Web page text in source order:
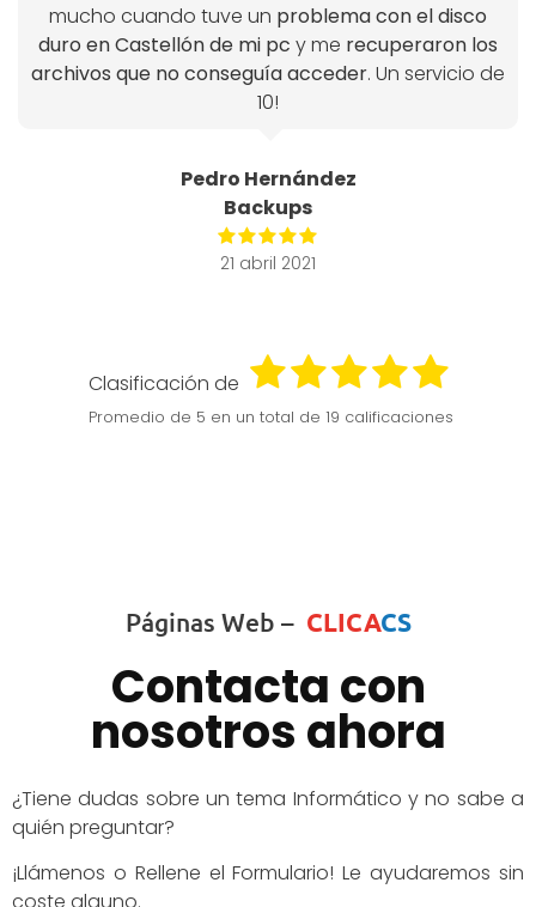
mucho cuando tuve un problema con el disco
duro en Castellón de mi pc y me recuperaron los
archivos que no conseguía acceder. Un servicio de
10!
Pedro Hernández
Backups
21 abril 2021
Clasificación de
Promedio de 5 en un total de 19 calificaciones
Páginas Web – CLICACS
Contacta con
nosotros ahora
¿Tiene dudas sobre un tema Informático y no sabe a
quién preguntar?
¡Llámenos o Rellene el Formulario! Le ayudaremos sin